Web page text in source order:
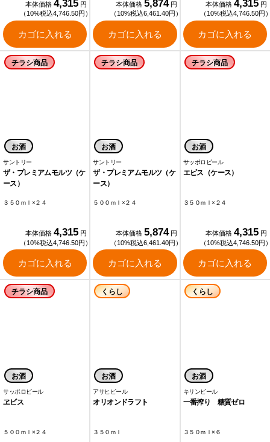
本体価格 4,315 円
（10%税込4,746.50円）
カゴに入れる
本体価格 5,874 円
（10%税込6,461.40円）
カゴに入れる
本体価格 4,315 円
（10%税込4,746.50円
カゴに入れる
チラシ商品
お酒
サントリー
ザ・プレミアムモルツ（ケ
ース）
３５０ｍｌ×２４
本体価格 4,315 円
（10%税込4,746.50円）
カゴに入れる
チラシ商品
お酒
サントリー
ザ・プレミアムモルツ（ケ
ース）
５００ｍｌ×２４
本体価格 5,874 円
（10%税込6,461.40円）
カゴに入れる
チラシ商品
お酒
サッポロビール
エビス（ケース）
３５０ｍｌ×２４
本体価格 4,315 円
（10%税込4,746.50円
カゴに入れる
チラシ商品
お酒
サッポロビール
ヱビス
５００ｍｌ×２４
くらし
お酒
アサヒビール
オリオンドラフト
３５０ｍｌ
くらし
お酒
キリンビール
一番搾り 糖質ゼロ
３５０ｍｌ×６